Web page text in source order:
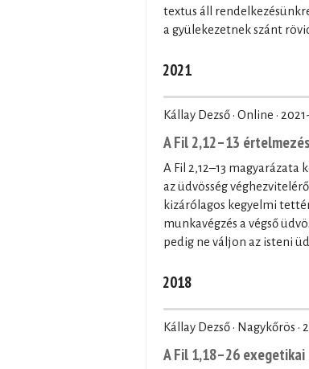
textus áll
a gyülekezetnek szánt
2021
Kállay Dezső · Online ·
A Fil 2,12–13
A Fil 2,12–13
az üdvösség
kizárólagos kegyelmi
munkavégzés a végső
pedig ne váljon az isteni
2018
Kállay Dezső · Nagykőrös ·
A Fil 1,18–26